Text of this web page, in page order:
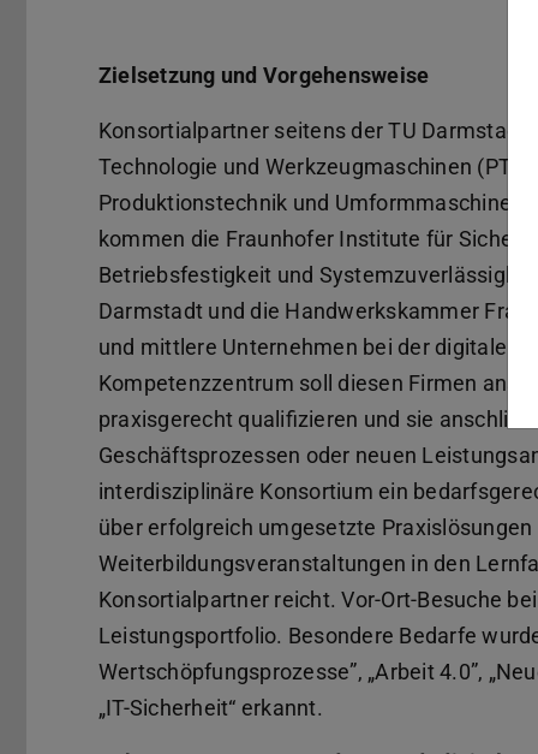
Zielsetzung und Vorgehensweise
Konsortialpartner seitens der TU
Technologie und Werkzeugmaschinen
Produktionstechnik und Umformmaschinen
kommen die Fraunhofer Institute für
Betriebsfestigkeit und
Darmstadt und die Handwerkskammer
und mittlere Unternehmen bei der digitalen
Kompetenzzentrum soll diesen Firmen
praxisgerecht qualifizieren und sie
Geschäftsprozessen oder neuen
interdisziplinäre Konsortium ein
über erfolgreich umgesetzte
Weiterbildungsveranstaltungen in den
Konsortialpartner reicht. Vor-Ort-Besuche
Leistungsportfolio. Besondere Bedarfe
Wertschöpfungsprozesse”, „Arbeit 4.0”,
„IT-Sicherheit“ erkannt.